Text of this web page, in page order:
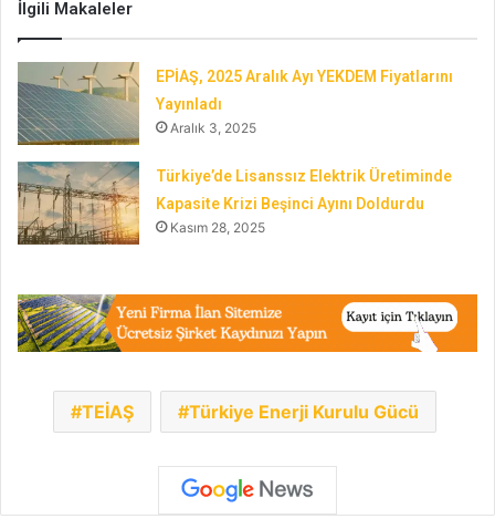
İlgili Makaleler
EPİAŞ, 2025 Aralık Ayı YEKDEM Fiyatlarını
Yayınladı
Aralık 3, 2025
Türkiye’de Lisanssız Elektrik Üretiminde
Kapasite Krizi Beşinci Ayını Doldurdu
Kasım 28, 2025
TEİAŞ Türkiye Enerji Kurulu Gücü